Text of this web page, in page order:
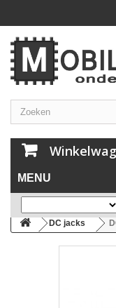
MENU
DC jacks